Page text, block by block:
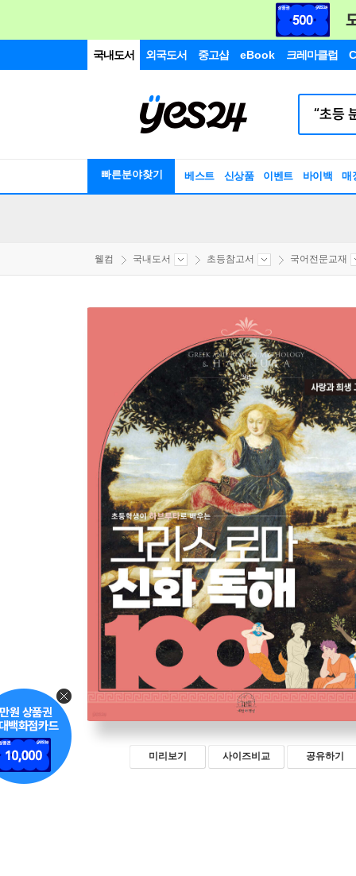
국내도서 외국도서 중고샵 eBook 크레마클럽
빠른분야찾기 베스트 신상품 이벤트 바이백 매
웰컴 국내도서 초등참고서 국어전문교재
미리보기 사이즈비교 공유하기